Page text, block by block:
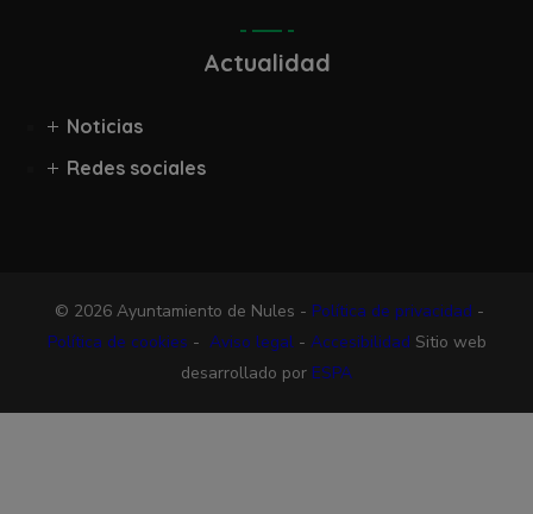
Actualidad
Noticias
Redes sociales
© 2026 Ayuntamiento de Nules - Política de privacidad -
Política de cookies - Aviso legal- Accesibilidad Sitio web
desarrollado por ESPA